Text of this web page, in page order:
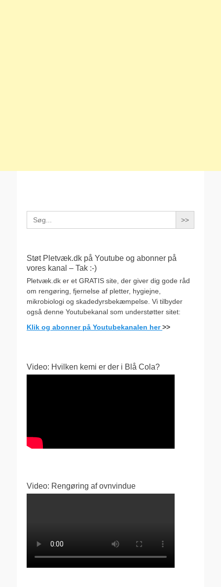
Search
for:
Støt Pletvæk.dk på Youtube og abonner på
vores kanal – Tak :-)
Pletvæk.dk er et GRATIS site, der giver dig gode råd
om rengøring, fjernelse af pletter, hygiejne,
mikrobiologi og skadedyrsbekæmpelse. Vi tilbyder
også denne Youtubekanal som understøtter sitet:
Klik og abonner på Youtubekanalen her>>
Video: Hvilken kemi er der i Blå Cola?
Video: Rengøring af ovnvindue